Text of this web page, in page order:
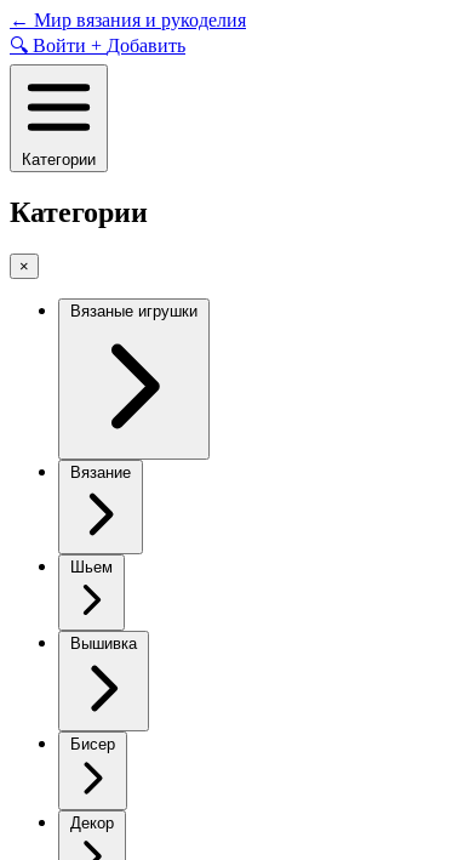
Skip
to
content
← Мир вязания и рукоделия
🔍 Войти + Добавить
Категории
Категории
×
Вязаные игрушки
Вязание
Шьем
Вышивка
Бисер
Декор